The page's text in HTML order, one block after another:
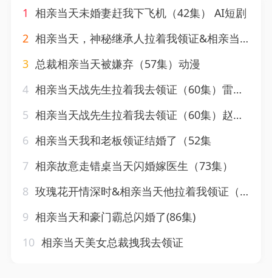
1 相亲当天未婚妻赶我下飞机（42集） AI短剧
2 相亲当天，神秘继承人拉着我领证&相亲当天神秘继承人拉着我领证（100集）周航＆李丫丫
3 总裁相亲当天被嫌弃（57集）动漫
4 相亲当天战先生拉着我去领证（60集）雷馥缦&赵冠宇
5 相亲当天战先生拉着我去领证（60集）赵冠宇＆雷馥缦
6 相亲当天我和老板领证结婚了（52集
7 相亲故意走错桌当天闪婚嫁医生（73集）
8 玫瑰花开情深时&相亲当天他拉着我领证（74集）王博＆刘夕语
9 相亲当天和豪门霸总闪婚了(86集)
10 相亲当天美女总裁拽我去领证